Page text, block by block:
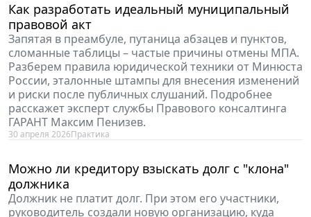
Как разработать идеальный муниципальный
правовой акт
Запятая в преамбуле, путаница абзацев и пунктов,
сломанные таблицы – частые причины отмены МПА.
Разберем правила юридической техники от Минюста
России, эталонные штампы для внесения изменений
и риски после публичных слушаний. Подробнее
расскажет эксперт службы Правового консалтинга
ГАРАНТ Максим Пенизев.
30 апреля 2026Практика